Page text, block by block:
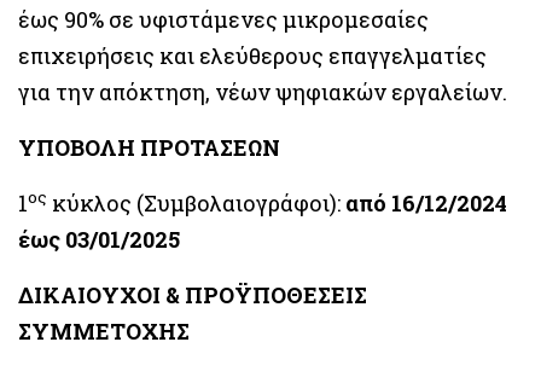
έως 90% σε υφιστάμενες μικρομεσαίες
επιχειρήσεις και ελεύθερους επαγγελματίες
για την απόκτηση, νέων ψηφιακών εργαλείων.
ΥΠΟΒΟΛΗ ΠΡΟΤΑΣΕΩΝ
1ος κύκλος (Συμβολαιογράφοι): από 16/12/2024
έως 03/01/2025
ΔΙΚΑΙΟΥΧΟΙ & ΠΡΟΫΠΟΘΕΣΕΙΣ
ΣΥΜΜΕΤΟΧΗΣ